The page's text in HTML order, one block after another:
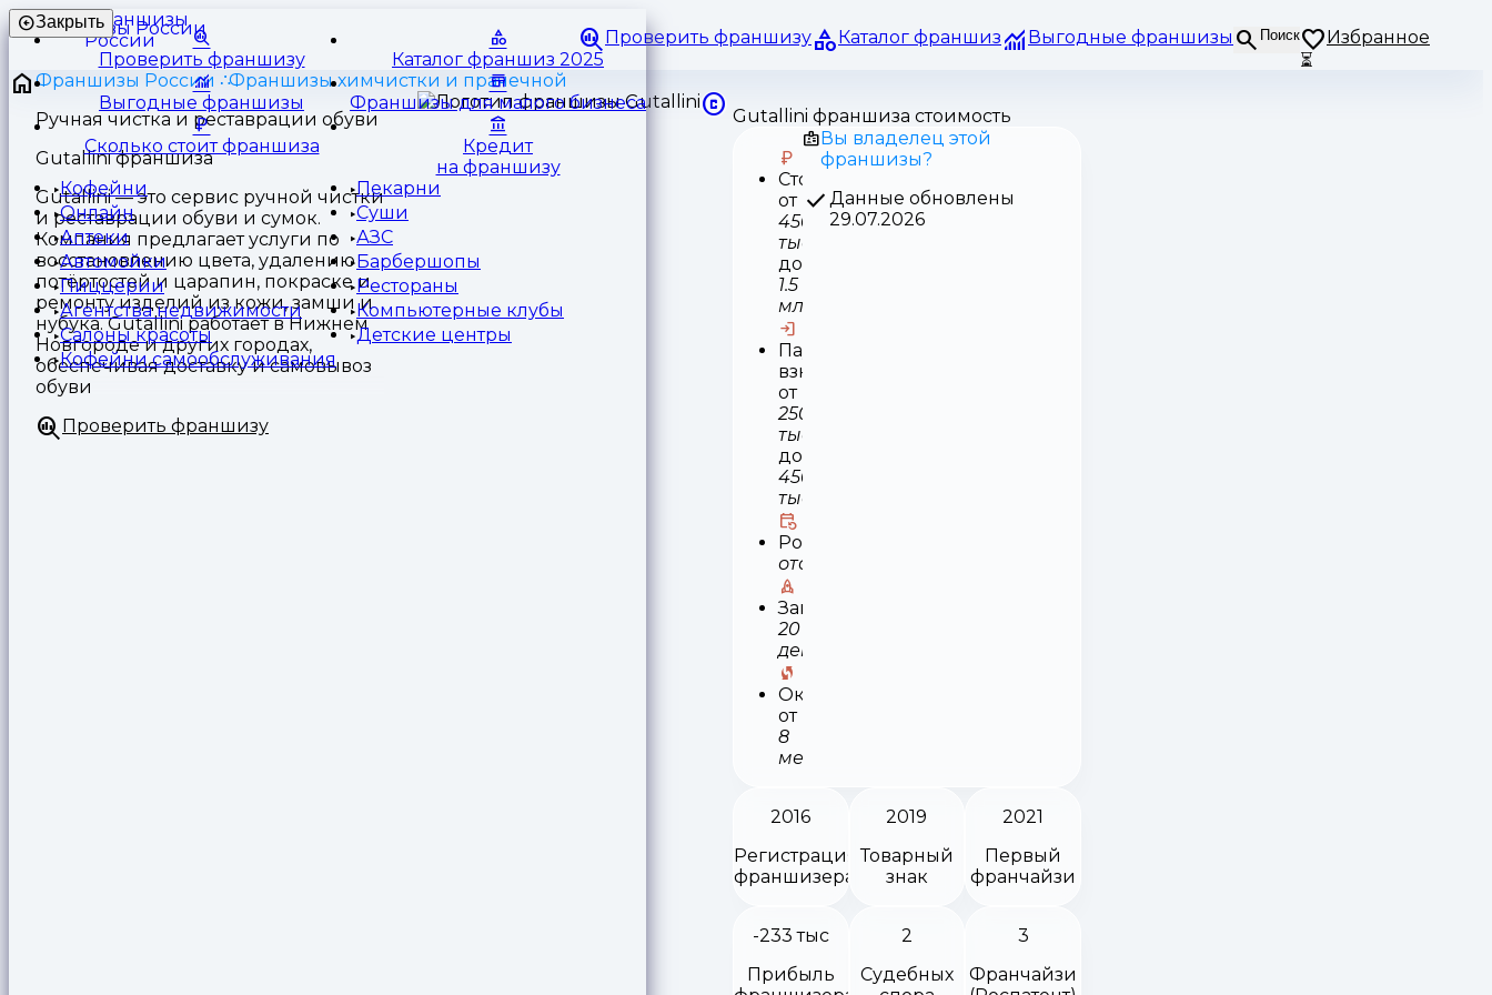
Франшизы
России
Проверить франшизу Каталог франшиз Выгодные франшизы Поиск
Избранное
⏳
Закрыть
Проверить франшизу Каталог франшиз 2025
Выгодные франшизы Франшизы для малого бизнеса
Сколько стоит франшиза
Кредит
на франшизу
Кофейни
Пекарни
Онлайн
Суши
Аптеки
АЗС
Автомойки
Барбершопы
Пиццерии
Рестораны
Агентства недвижимости
Компьютерные клубы
Салоны красоты
Детские центры
Кофейни самообслуживания
Франшизы России
Франшизы химчистки и прачечной
Ручная чистка и реставрации обуви
Gutallini франшиза
Gutallini — это сервис ручной чистки
и реставрации обуви и сумок.
Компания предлагает услуги по
восстановлению цвета, удалению
потёртостей и царапин, покраске и
ремонту изделий из кожи, замши и
нубука. Gutallini работает в Нижнем
Новгороде и других городах,
обеспечивая доставку и самовывоз
обуви
Проверить франшизу
Gutallini франшиза стоимость
Стоимость
от
450
тыс
до
1.5
млн
Паушальный
взнос
от
250
тыс
до
450
тыс
Роялти
отсутствует
Запуск
20
деней
Окупаемость
от
8
месяцев
Вы владелец этой
франшизы?
Данные обновлены
29.07.2026
2016
Регистрация
франшизера
2019
Товарный
знак
2021
Первый
франчайзи
-233 тыс
Прибыль
2
Судебных
3
Франчайзи